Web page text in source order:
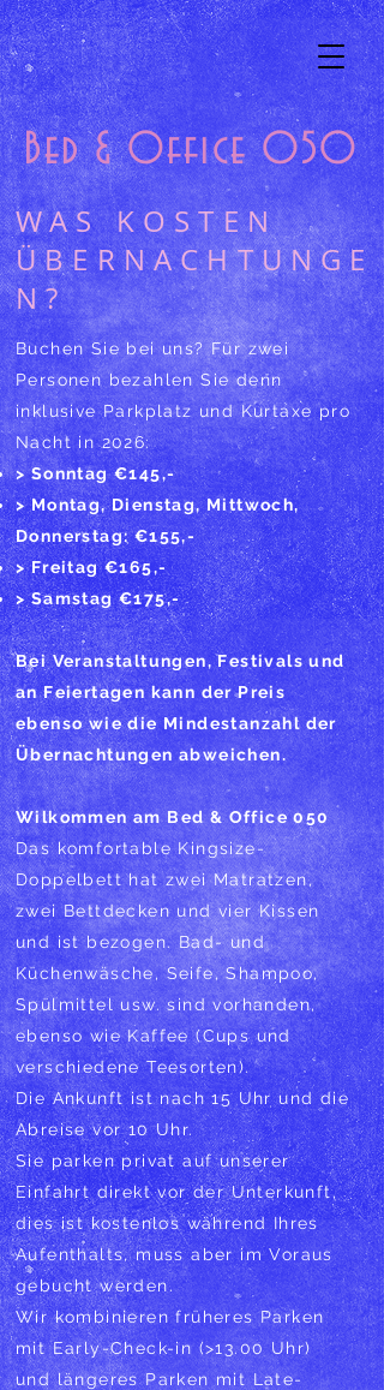
Bed & Office 050
WAS KOSTEN
ÜBERNACHTUNGE
N?
Buchen Sie bei uns? Für zwei
Personen bezahlen Sie denn
inklusive Parkplatz und Kurtaxe pro
Nacht in 2026:
> Sonntag €145,-
> Montag, Dienstag, Mittwoch,
Donnerstag: €155,-
> Freitag €165,-
> Samstag €175,-
Bei Veranstaltungen, Festivals und
an Feiertagen kann der Preis
ebenso wie die Mindestanzahl der
Übernachtungen abweichen.
Wilkommen am Bed & Office 050
Das komfortable Kingsize-
Doppelbett hat zwei Matratzen,
zwei Bettdecken und vier Kissen
und ist bezogen. Bad- und
Küchenwäsche, Seife, Shampoo,
Spülmittel usw. sind vorhanden,
ebenso wie Kaffee (Cups und
verschiedene Teesorten).
Die Ankunft ist nach 15 Uhr und die
Abreise vor 10 Uhr.
Sie parken privat auf unserer
Einfahrt direkt vor der Unterkunft,
dies ist kostenlos während Ihres
Aufenthalts, muss aber im Voraus
gebucht werden.
Wir kombinieren früheres Parken
mit Early-Check-in (>13.00 Uhr)
und längeres Parken mit Late-